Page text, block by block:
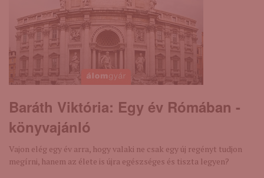
Baráth Viktória: Egy ​év Rómában -
könyvajánló
Vajon elég egy év arra, hogy valaki ne csak egy új regényt tudjon
megírni, hanem az élete is újra egészséges és tiszta legyen?